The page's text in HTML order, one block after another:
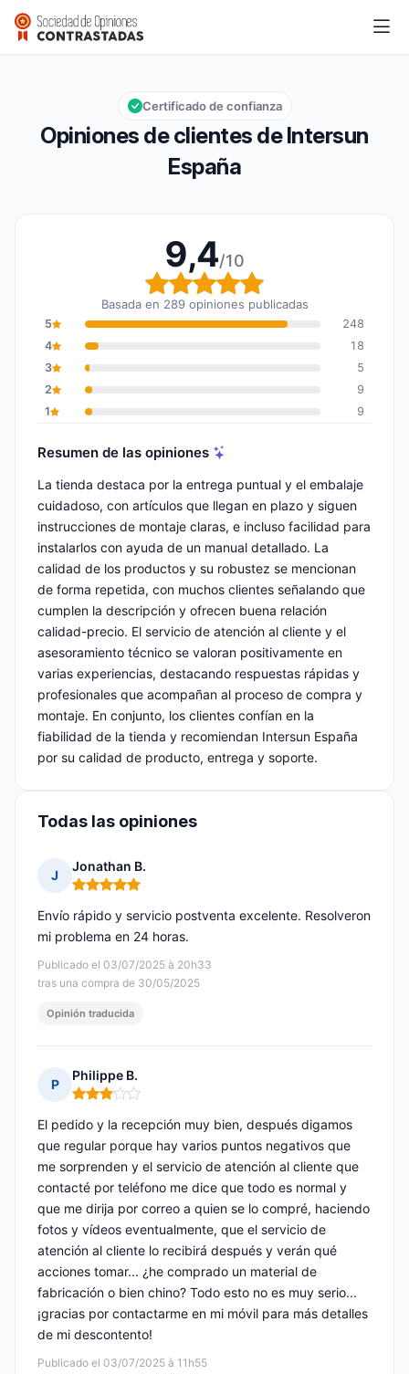
Intersun España
Calificación global: 9,4 de 10
9,4/10
Opiniones de clientes de Intersun
España
Certificado de confianza
9,4/10
Calificación global: 9,4
Basada en 289 opiniones publicadas
5
248
4
18
3
5
2
9
1
9
Resumen de las opiniones
La tienda destaca por la entrega puntual y el embalaje
cuidadoso, con artículos que llegan en plazo y siguen
instrucciones de montaje claras, e incluso facilidad para
instalarlos con ayuda de un manual detallado. La
calidad de los productos y su robustez se mencionan
de forma repetida, con muchos clientes señalando que
cumplen la descripción y ofrecen buena relación
calidad-precio. El servicio de atención al cliente y el
asesoramiento técnico se valoran positivamente en
varias experiencias, destacando respuestas rápidas y
profesionales que acompañan al proceso de compra y
montaje. En conjunto, los clientes confían en la
fiabilidad de la tienda y recomiendan Intersun España
por su calidad de producto, entrega y soporte.
Todas las opiniones
J
Jonathan B.
Nota: 5 de 5
Publicado el 03/07/2025 à 20h33
tras una compra de 30/05/2025
Envío rápido y servicio postventa excelente. Resolveron
mi problema en 24 horas.
Opinión traducida
P
Philippe B.
Nota: 3 de 5
Publicado el 03/07/2025 à 11h55
El pedido y la recepción muy bien, después digamos
que regular porque hay varios puntos negativos que
me sorprenden y el servicio de atención al cliente que
contacté por teléfono me dice que todo es normal y
que me dirija por correo a quien se lo compré, haciendo
fotos y vídeos eventualmente, que el servicio de
atención al cliente lo recibirá después y verán qué
acciones tomar... ¿he comprado un material de
fabricación o bien chino? Todo esto no es muy serio...
¡gracias por contactarme en mi móvil para más detalles
de mi descontento!